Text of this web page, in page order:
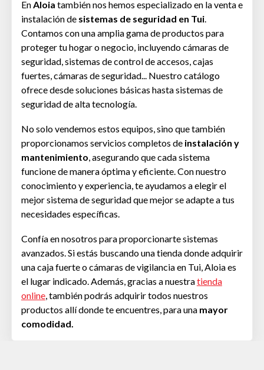
En Aloia también nos hemos especializado en la venta e
instalación de sistemas de seguridad en Tui.
Contamos con una amplia gama de productos para
proteger tu hogar o negocio, incluyendo cámaras de
seguridad, sistemas de control de accesos, cajas
fuertes, cámaras de seguridad... Nuestro catálogo
ofrece desde soluciones básicas hasta sistemas de
seguridad de alta tecnología.
No solo vendemos estos equipos, sino que también
proporcionamos servicios completos de instalación y
mantenimiento , asegurando que cada sistema
funcione de manera óptima y eficiente. Con nuestro
conocimiento y experiencia, te ayudamos a elegir el
mejor sistema de seguridad que mejor se adapte a tus
necesidades específicas.
Confía en nosotros para proporcionarte sistemas
avanzados. Si estás buscando una tienda donde adquirir
una caja fuerte o cámaras de vigilancia en Tui, Aloia es
el lugar indicado. Además, gracias a nuestratienda
online, también podrás adquirir todos nuestros
productos allí donde te encuentres, para una mayor
comodidad.